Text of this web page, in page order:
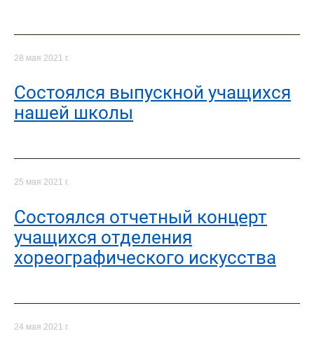
28 мая 2021 г.
Состоялся выпускной учащихся
нашей школы
25 мая 2021 г.
Состоялся отчетный концерт
учащихся отделения
хореографического искусства
24 мая 2021 г.